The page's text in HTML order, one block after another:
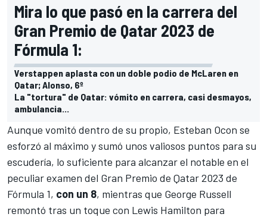
Mira lo que pasó en la carrera del
Gran Premio de Qatar 2023 de
Fórmula 1:
Verstappen aplasta con un doble podio de McLaren en
Qatar; Alonso, 6º
La "tortura" de Qatar: vómito en carrera, casi desmayos,
ambulancia...
Aunque vomitó dentro de su propio, Esteban Ocon se
esforzó al máximo y sumó unos valiosos puntos para su
escudería, lo suficiente para alcanzar el notable en el
peculiar examen del Gran Premio de Qatar 2023 de
Fórmula 1, con un 8, mientras que George Russell
remontó tras un toque con Lewis Hamilton para